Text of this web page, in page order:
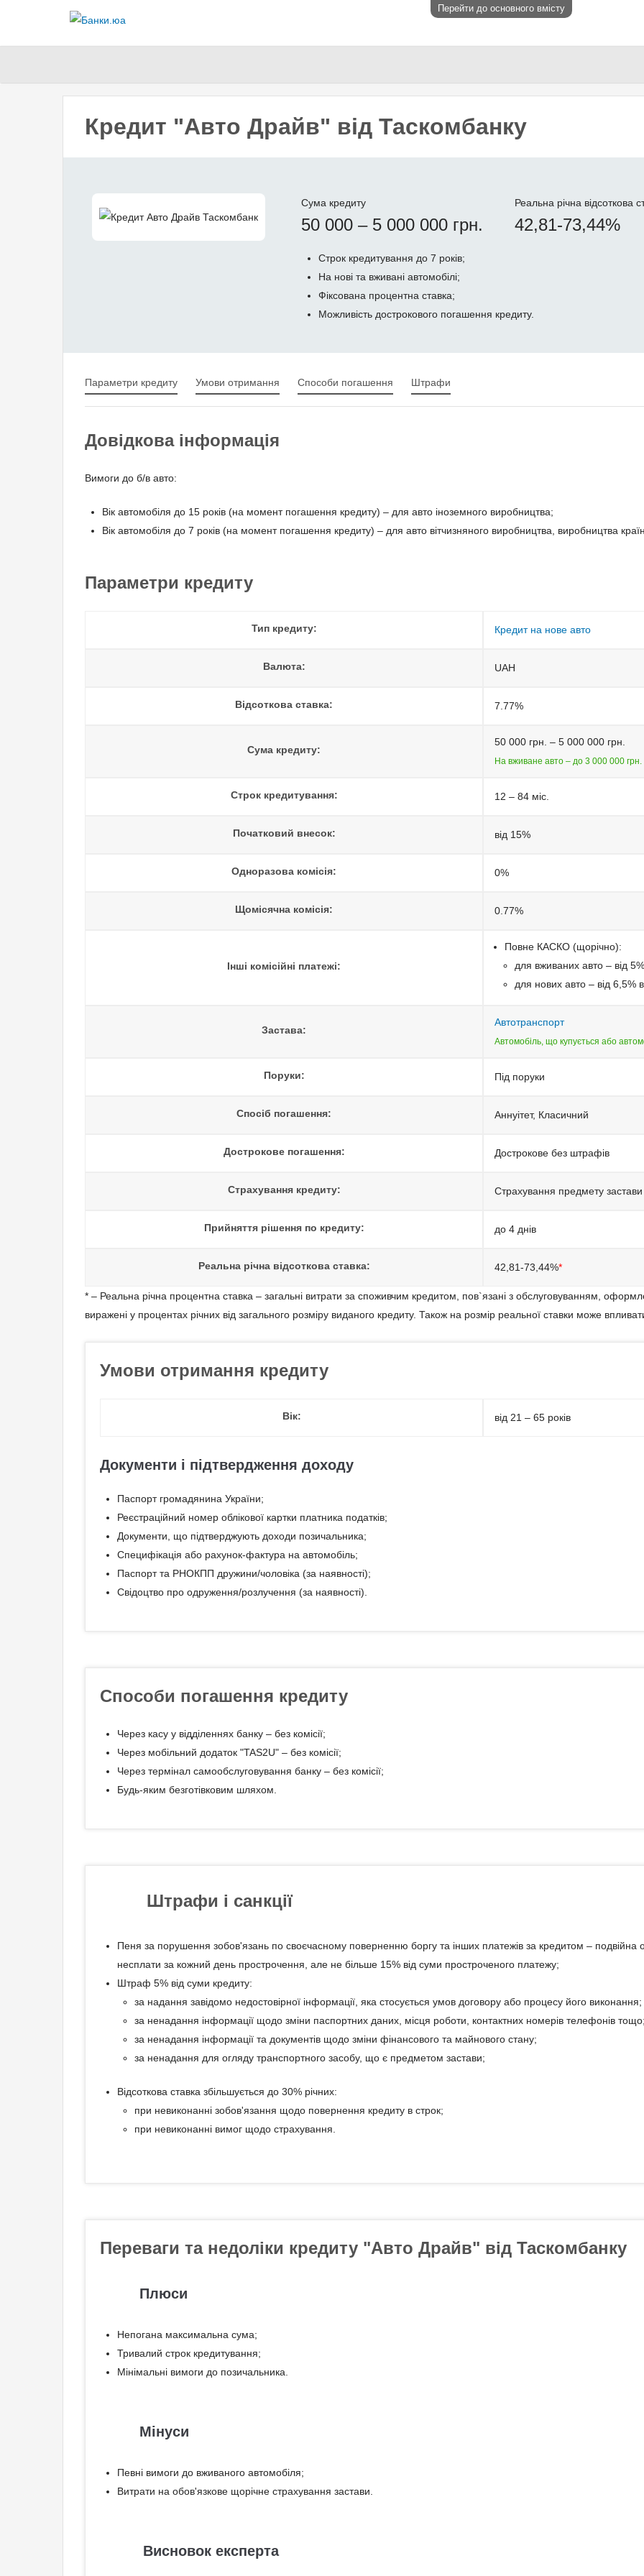
Перейти до основного вмісту
Кредит "Авто Драйв" від Таскомбанку
Сума кредиту
50 000 – 5 000 000 грн.
Реальна річна відсоткова
42,81-73,44%
Строк кредитування до 7 років;
На нові та вживані автомобілі;
Фіксована процентна ставка;
Можливість дострокового погашення кредиту.
Параметри кредиту Умови отримання Способи погашення Штрафи
Довідкова інформація
Вимоги до б/в авто:
Вік автомобіля до 15 років (на момент погашення кредиту) – для авто іноземного виробництва;
Вік автомобіля до 7 років (на момент погашення кредиту) – для авто вітчизняного виробництва, виробництва
Параметри кредиту
Тип кредиту: Кредит на нове авто
Валюта: UAH
Відсоткова ставка: 7.77%
Сума кредиту:
50 000 грн. – 5 000 000 грн.
На вживане авто – до 3 000 000 грн.
Строк кредитування: 12 – 84 міс.
Початковий внесок: від 15%
Одноразова комісія: 0%
Щомісячна комісія: 0.77%
Інші комісійні платежі:
Повне КАСКО (щорічно):
для вживаних авто – від
для нових авто – від 6,5%
Застава:
Автотранспорт
Автомобіль, що купується або
Поруки: Під поруки
Спосіб погашення: Aннуітет, Класичний
Дострокове погашення: Дострокове без штрафів
Страхування кредиту: Страхування предмету застави
Прийняття рішення по кредиту: до 4 днів
Реальна річна відсоткова ставка: 42,81-73,44%*
* – Реальна річна процентна ставка – загальні витрати за споживчим кредитом, пов`язані з обслуговуванням,
виражені у процентах річних від загального розміру виданого кредиту. Також на розмір реальної ставки може
Умови отримання кредиту
Вік: від 21 – 65 років
Документи і підтвердження доходу
Паспорт громадянина України;
Реєстраційний номер облікової картки платника податків;
Документи, що підтверджують доходи позичальника;
Специфікація або рахунок-фактура на автомобіль;
Паспорт та РНОКПП дружини/чоловіка (за наявності);
Свідоцтво про одруження/розлучення (за наявності).
Способи погашення кредиту
Через касу у відділеннях банку – без комісії;
Через мобільний додаток "TAS2U" – без комісії;
Через термінал самообслуговування банку – без комісії;
Будь-яким безготівковим шляхом.
Штрафи і санкції
Пеня за порушення зобов'язань по своєчасному поверненню боргу та інших платежів за кредитом – подвійна
несплати за кожний день прострочення, але не більше 15% від суми простроченого платежу;
Штраф 5% від суми кредиту:
за надання завідомо недостовірної інформації, яка стосується умов договору або процесу його виконання;
за ненадання інформації щодо зміни паспортних даних, місця роботи, контактних номерів телефонів тощо;
за ненадання інформації та документів щодо зміни фінансового та майнового стану;
за ненадання для огляду транспортного засобу, що є предметом застави;
Відсоткова ставка збільшується до 30% річних:
при невиконанні зобов'язання щодо повернення кредиту в строк;
при невиконанні вимог щодо страхування.
Переваги та недоліки кредиту "Авто Драйв" від Таскомбанку
Плюси
Непогана максимальна сума;
Тривалий строк кредитування;
Мінімальні вимоги до позичальника.
Мінуси
Певні вимоги до вживаного автомобіля;
Витрати на обов'язкове щорічне страхування застави.
Висновок експерта